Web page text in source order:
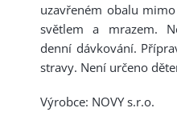
uzavřeném obalu
světlem a mrazem.
denní dávkování.
stravy. Není určeno
Výrobce: NOVY s.r.o.